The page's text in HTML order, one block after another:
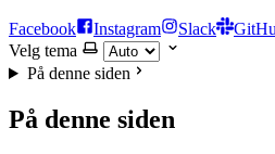
Facebook Instagram Slack
Velg tema
På denne siden
På denne siden